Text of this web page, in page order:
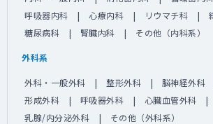
呼吸器内科
心療内科 リウマチ科
糖尿病科
腎臓内科 その他（内科系）
外科系
外科・一般外科 整形外科 脳神経外科
形成外科
呼吸器外科
心臓血管外科
乳腺/内分泌外科
その他（外科系）